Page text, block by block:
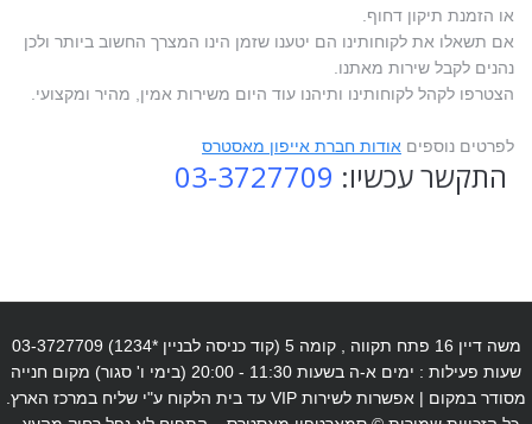
או הזמנת תיקון דחוף.
אם תשאלו את לקוחותינו הם יטענו שזמן הינו המצרך החשוב ביותר ולכן
נהנים לקבל שירות מאתנו.
הצטרפו לקהל לקוחותינו ותיהנו עוד היום משירות אמין, מהיר ומקצועי.
לפרטים נוספים אודות חברת אייפון מאסטרס
התקשר עכשיו: 03-3727709
משה דיין 16 פתח תקווה , קומה 5 (קוד כניסה לבניין *1234) 03-3727709
שעות פעילות : ימים א-ה בשעות 11:30 - 20:00 (בימי ו' סגור) מקום חנייה
מסודר במקום | אפשרות לשירות VIP עד בית הלקוח ע"י שליח במרכז הארץ.